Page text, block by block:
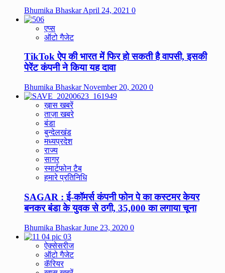
Bhumika BhaskarApril 24, 2021 0
एप्स
ऑटो गैजेट
TikTok ऐप की भारत में फिर हो सकती है वापसी, इसकी
पेरेंट कंपनी ने किया यह दावा
Bhumika BhaskarNovember 20, 2020 0
ख़ास खबरें
ताज़ा खबरे
बंडा
बुन्देलखंड
मध्यप्रदेश
राज्य
सागर
स्मार्टफोन टैब
हमारे प्रतिनिधि
SAGAR : ई-कॉमर्स कंपनी फोन पे का कस्टमर केयर
बनकर बंडा के युवक से ठगी, 35,000 का लगाया चूना
Bhumika BhaskarJune 23, 2020 0
ऐक्सेसरीज
ऑटो गैजेट
कॅरियर